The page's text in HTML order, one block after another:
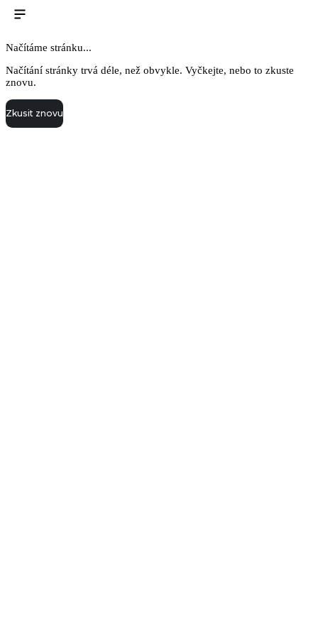
Načítáme stránku...
Načítání stránky trvá déle, než obvykle. Vyčkejte, nebo to zkuste
znovu.
Zkusit znovu